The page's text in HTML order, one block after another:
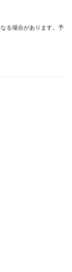
る場合があります。予